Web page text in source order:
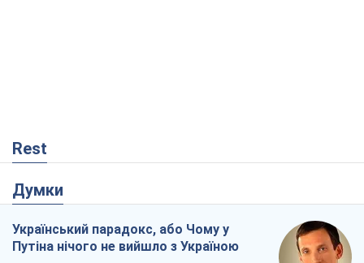
Rest
Думки
Український парадокс, або Чому у
Путіна нічого не вийшло з Україною